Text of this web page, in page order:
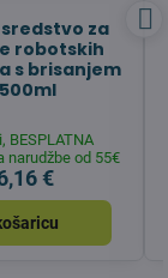
za
robotskih
s brisanjem
BESPLATNA
narudžbe od 55€
€